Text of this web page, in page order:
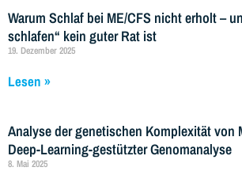
Warum Schlaf bei ME/CFS nicht erholt –
schlafen“ kein guter Rat ist
19. Dezember 2025
Lesen »
Analyse der genetischen Komplexität von
Deep-Learning-gestützter Genomanalyse
8. Mai 2025